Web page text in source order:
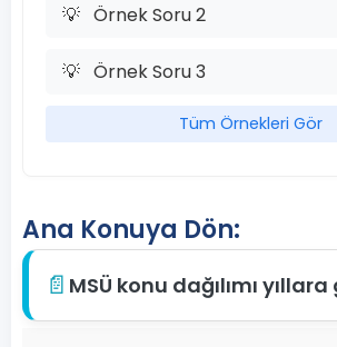
💡 Örnek Soru 2
💡 Örnek Soru 3
Tüm Örnekleri Gör
Ana Konuya Dön:
📄 MSÜ konu dağılımı